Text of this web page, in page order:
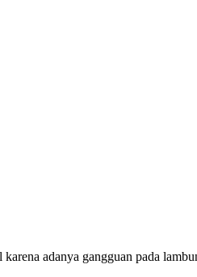
adanya gangguan pada